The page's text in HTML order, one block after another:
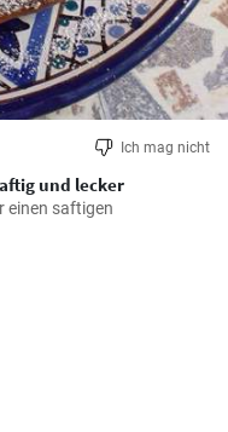
Ich mag nicht
und lecker
einen saftigen